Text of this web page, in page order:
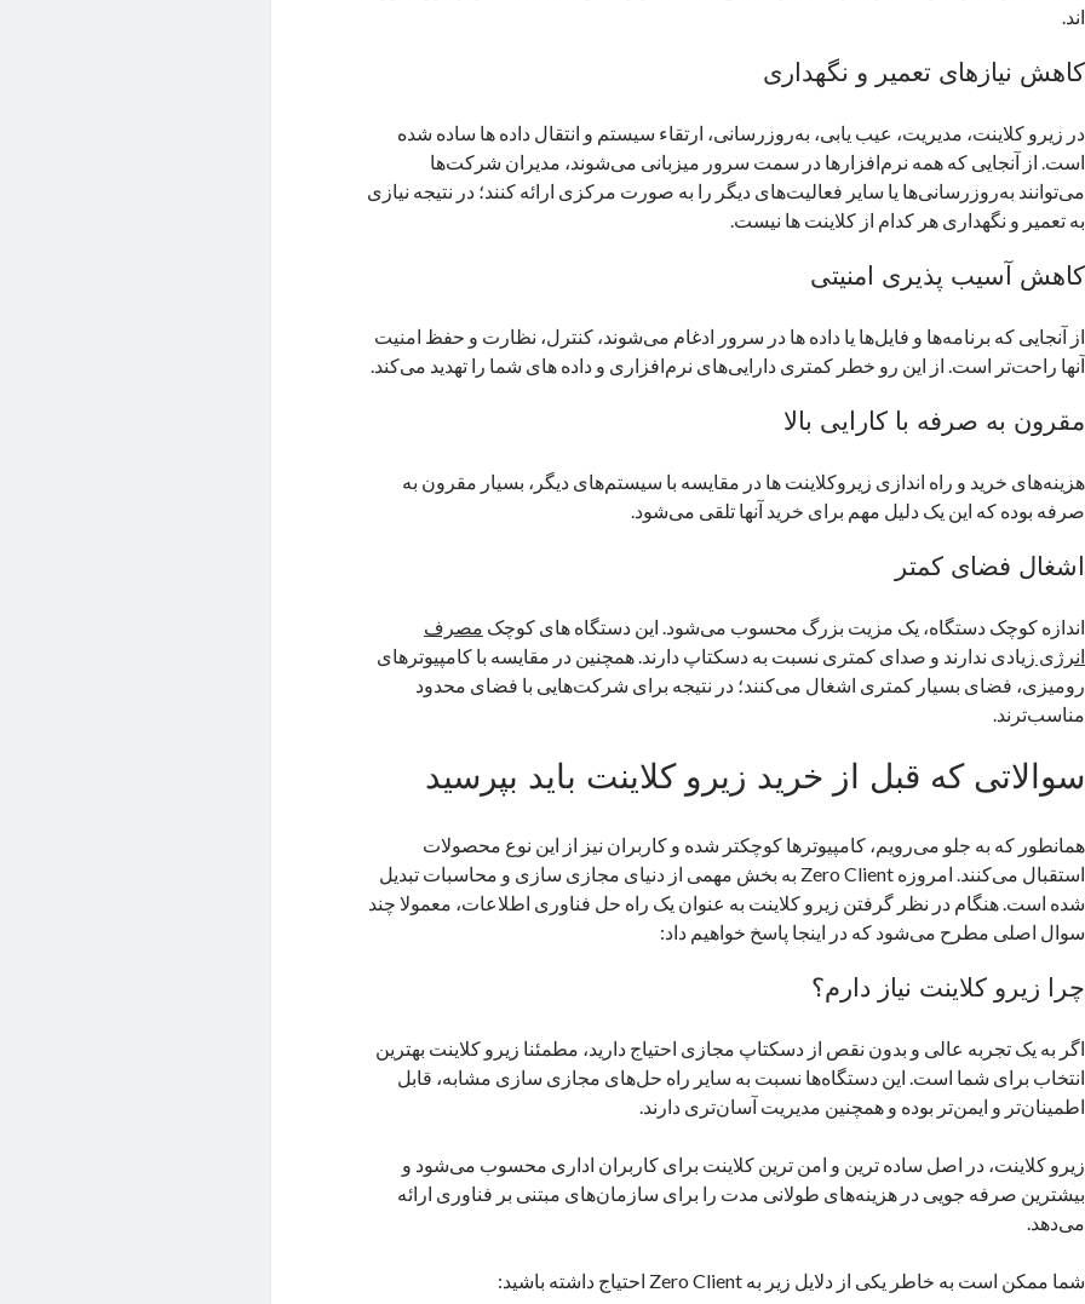
اند.
کاهش نیازهای تعمیر و نگهداری
در زیرو کلاینت، مدیریت، عیب یابی، به‌روزرسانی، ارتقاء سیستم و انتقال داده ها ساده شده
است. از آنجایی که همه نرم‌افزارها در سمت سرور میزبانی می‌شوند، مدیران شرکت‌ها
می‌توانند به‌روزرسانی‌ها یا سایر فعالیت‌های دیگر را به صورت مرکزی ارائه کنند؛ در نتیجه نیازی
به تعمیر و نگهداری هر کدام از کلاینت ها نیست.
کاهش آسیب پذیری امنیتی
از آنجایی که برنامه‌ها و فایل‌ها یا داده ‌ها در سرور ادغام می‌شوند، کنترل، نظارت و حفظ امنیت
آنها راحت‌تر است. از این رو خطر کمتری دارایی‌های نرم‌افزاری و داده‌ های شما را تهدید می‌کند.
مقرون به صرفه با کارایی بالا
هزینه‌های خرید و راه اندازی زیروکلاینت ها در مقایسه با سیستم‌های دیگر، بسیار مقرون به
صرفه بوده که این یک دلیل مهم برای خرید آنها تلقی می‌شود.
اشغال فضای کمتر
اندازه کوچک دستگاه، یک مزیت بزرگ محسوب می‌شود. این دستگاه های کوچک مصرف
انرژی زیادی ندارند و صدای کمتری نسبت به دسکتاپ دارند. همچنین در مقایسه با کامپیوترهای
رومیزی، فضای بسیار کمتری اشغال می‌کنند؛ در نتیجه برای شرکت‌هایی با فضای محدود
مناسب‌ترند.
سوالاتی که قبل از خرید زیرو کلاینت باید بپرسید
همانطور که به جلو می‌رویم، کامپیوترها کوچکتر شده و کاربران نیز از این نوع محصولات
استقبال می‌کنند. امروزه Zero Client به بخش مهمی از دنیای مجازی سازی و محاسبات تبدیل
شده است. هنگام در نظر گرفتن زیرو کلاینت به عنوان یک راه حل فناوری اطلاعات، معمولا چند
سوال اصلی مطرح می‌شود که در اینجا پاسخ خواهیم داد:
چرا زیرو کلاینت نیاز دارم؟
اگر به یک تجربه عالی و بدون نقص از دسکتاپ مجازی احتیاج دارید، مطمئنا زیرو کلاینت بهترین
انتخاب برای شما است. این دستگاه‌ها نسبت به سایر راه حل‌های مجازی سازی مشابه، قابل
اطمینان‌تر و ایمن‌تر بوده و همچنین مدیریت آسان‌تری دارند.
زیرو کلاینت، در اصل ساده ترین و امن ترین کلاینت‌ برای کاربران اداری محسوب می‌شود و
بیشترین صرفه جویی در هزینه‌های طولانی مدت را برای سازمان‌های مبتنی بر فناوری ارائه
می‌دهد.
شما ممکن است به خاطر یکی از دلایل زیر به Zero Client احتیاج داشته باشید: